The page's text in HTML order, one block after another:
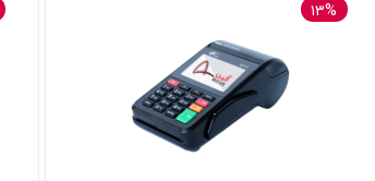
۱۳%